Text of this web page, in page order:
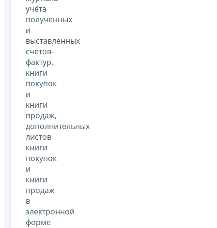
учёта
полученных
и
выставленных
счетов-
фактур,
книги
покупок
и
книги
продаж,
дополнительных
листов
книги
покупок
и
книги
продаж
в
электронной
форме